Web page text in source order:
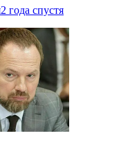
2 года спустя